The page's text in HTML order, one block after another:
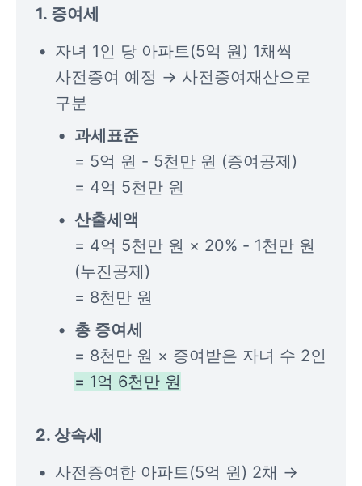
1. 증여세
자녀 1인 당 아파트(5억 원) 1채씩
사전증여 예정 → 사전증여재산으로
구분
= 5억 원 - 5천만 원 (증여공제)
= 4억 5천만 원
= 4억 5천만 원 × 20% - 1천만 원
(누진공제)
= 8천만 원
= 1억 6천만 원
2. 상속세
사전증여한 아파트(5억 원) 2채 →